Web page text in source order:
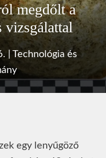
megdőlt a
vizsgálattal
Technológia és
egy lenyűgöző